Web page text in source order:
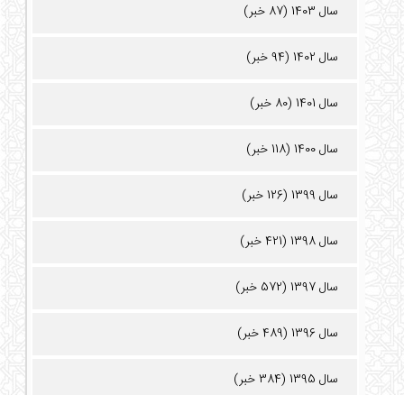
سال 1403 (87 خبر)
سال 1402 (94 خبر)
سال 1401 (80 خبر)
سال 1400 (118 خبر)
سال 1399 (126 خبر)
سال 1398 (421 خبر)
سال 1397 (572 خبر)
سال 1396 (489 خبر)
سال 1395 (384 خبر)